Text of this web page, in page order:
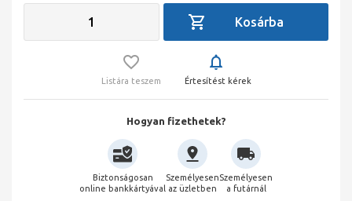
Listára teszem Értesítést kérek
Hogyan fizethetek?
Biztonságosan
online bankkártyával
Személyesen
az üzletben
Személyesen
a futárnál